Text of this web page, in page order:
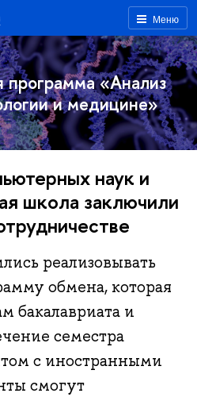
Меню
программа «Анализ
и медицине»
наук и
школа заключили
реализовывать
обмена, которая
бакалавриата и
семестра
с иностранными
смогут